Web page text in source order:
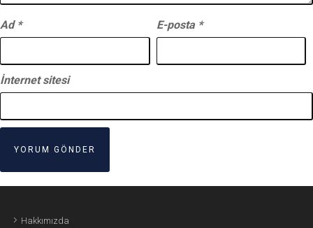
Ad * E-posta *
İnternet sitesi
Hakkımızda